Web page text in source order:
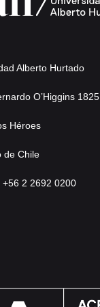
Alberto Hurtado
O’Higgins 1825
Héroes
de Chile
+56 2 2692 0200